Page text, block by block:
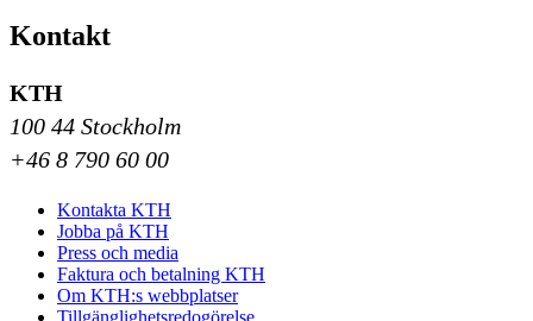
Kontakt
KTH
100 44 Stockholm
+46 8 790 60 00
Kontakta KTH
Jobba på KTH
Press och media
Faktura och betalning KTH
Om KTH:s webbplatser